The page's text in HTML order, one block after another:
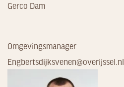
Gerco Dam
Omgevingsmanager
Engbertsdijksvenen@overijssel.nl